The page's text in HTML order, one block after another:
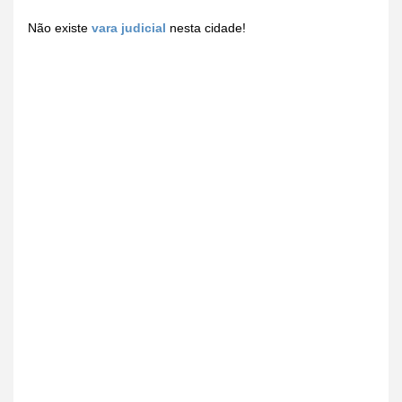
Não existe vara judicial nesta cidade!